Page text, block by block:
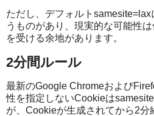
ただし、デフォルト
うものがあり、現実的な可能性
を受ける余地があります。
2分間ルール
最新のGoogle Chromeおよび
性を指定しないCookieは
が、Cookieが生成されてから2